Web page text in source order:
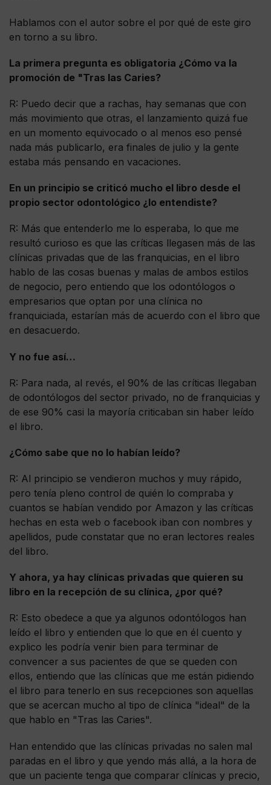
Hablamos con el autor sobre el por qué de este giro
en torno a su libro.
La primera pregunta es obligatoria ¿Cómo va la
promoción de "Tras las Caries?
R: Puedo decir que a rachas, hay semanas que con
más movimiento que otras, el lanzamiento quizá fue
en un momento equivocado o al menos eso pensé
nada más publicarlo, era finales de julio y la gente
estaba más pensando en vacaciones.
En un principio se criticó mucho el libro desde el
propio sector odontológico ¿lo entendiste?
R: Más que entenderlo me lo esperaba, lo que me
resultó curioso es que las críticas llegasen más de las
clínicas privadas que de las franquicias, en el libro
hablo de las cosas buenas y malas de ambos estilos
de negocio, pero entiendo que los odontólogos o
empresarios que optan por una clínica no
franquiciada, estarían más de acuerdo con el libro que
en desacuerdo.
Y no fue así…
R: Para nada, al revés, el 90% de las críticas llegaban
de odontólogos del sector privado, no de franquicias y
de ese 90% casi la mayoría criticaban sin haber leído
el libro.
¿Cómo sabe que no lo habían leído?
R: Al principio se vendieron muchos y muy rápido,
pero tenía pleno control de quién lo compraba y
cuantos se habían vendido por Amazon y las críticas
hechas en esta web o facebook iban con nombres y
apellidos, pude constatar que no eran lectores reales
del libro.
Y ahora, ya hay clínicas privadas que quieren su
libro en la recepción de su clínica, ¿por qué?
R: Esto obedece a que ya algunos odontólogos han
leído el libro y entienden que lo que en él cuento y
explico les podría venir bien para terminar de
convencer a sus pacientes de que se queden con
ellos, entiendo que las clínicas que me están pidiendo
el libro para tenerlo en sus recepciones son aquellas
que se acercan mucho al tipo de clínica "ideal" de la
que hablo en "Tras las Caries".
Han entendido que las clínicas privadas no salen mal
paradas en el libro y que yendo más allá, a la hora de
que un paciente tenga que comparar clínicas y precio,